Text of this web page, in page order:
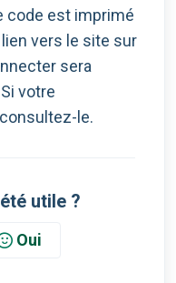
code est imprimé
vers le site sur
sera
votre
le.
utile ?
Oui